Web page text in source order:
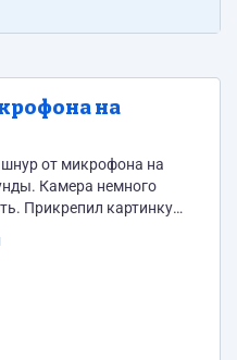
на
от микрофона на
Камера немного